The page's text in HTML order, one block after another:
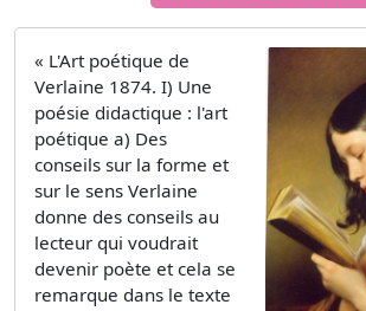
« L'Art poétique de
Verlaine 1874. I) Une
poésie didactique : l'art
poétique a) Des
conseils sur la forme et
sur le sens Verlaine
donne des conseils au
lecteur qui voudrait
devenir poète et cela se
remarque dans le texte